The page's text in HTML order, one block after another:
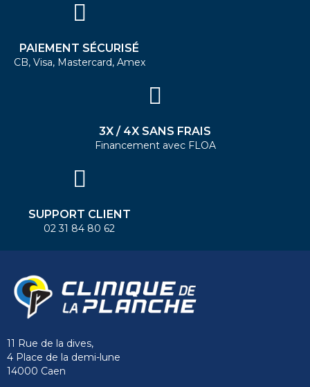
PAIEMENT SÉCURISÉ
CB, Visa, Mastercard, Amex
3X / 4X SANS FRAIS
Financement avec FLOA
SUPPORT CLIENT
02 31 84 80 62
11 Rue de la dives,
4 Place de la demi-lune
14000 Caen